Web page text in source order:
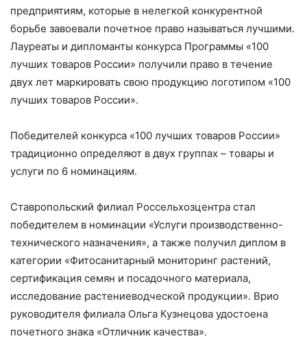
предприятиям, которые в нелегкой конкурентной
борьбе завоевали почетное право называться лучшими.
Лауреаты и дипломанты конкурса Программы «100
лучших товаров России» получили право в течение
двух лет маркировать свою продукцию логотипом «100
лучших товаров России».
Победителей конкурса «100 лучших товаров России»
традиционно определяют в двух группах – товары и
услуги по 6 номинациям.
Ставропольский филиал Россельхозцентра стал
победителем в номинации «Услуги производственно-
технического назначения», а также получил диплом в
категории «Фитосанитарный мониторинг растений,
сертификация семян и посадочного материала,
исследование растениеводческой продукции». Врио
руководителя филиала Ольга Кузнецова удостоена
почетного знака «Отличник качества».